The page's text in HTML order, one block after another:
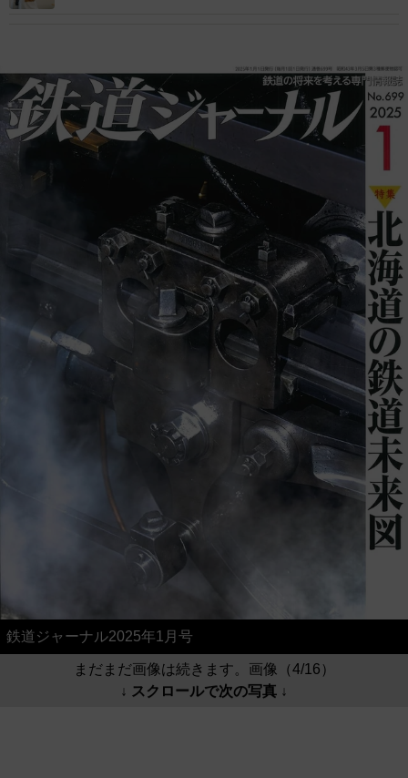
鉄道ジャーナル2025年1月号
まだまだ画像は続きます。画像（4/16）
↓ スクロールで次の写真 ↓